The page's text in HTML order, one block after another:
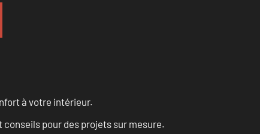
à votre intérieur.
pour des projets sur mesure.